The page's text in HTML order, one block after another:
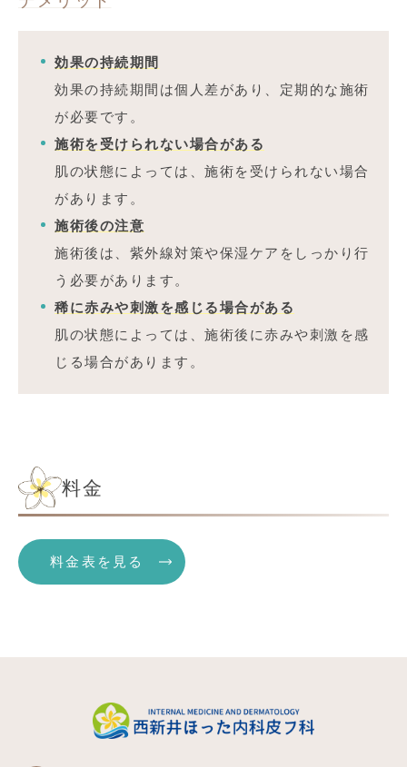
効果の持続期間
効果の持続期間は個人差があり、定期的な施術
が必要です。
施術を受けられない場合がある
肌の状態によっては、施術を受けられない場合
があります。
施術後の注意
施術後は、紫外線対策や保湿ケアをしっかり行
う必要があります。
稀に赤みや刺激を感じる場合がある
肌の状態によっては、施術後に赤みや刺激を感
じる場合があります。
料金
料金表を見る